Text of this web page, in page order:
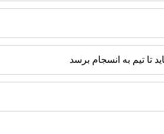
تا تیم به انسجام برسد